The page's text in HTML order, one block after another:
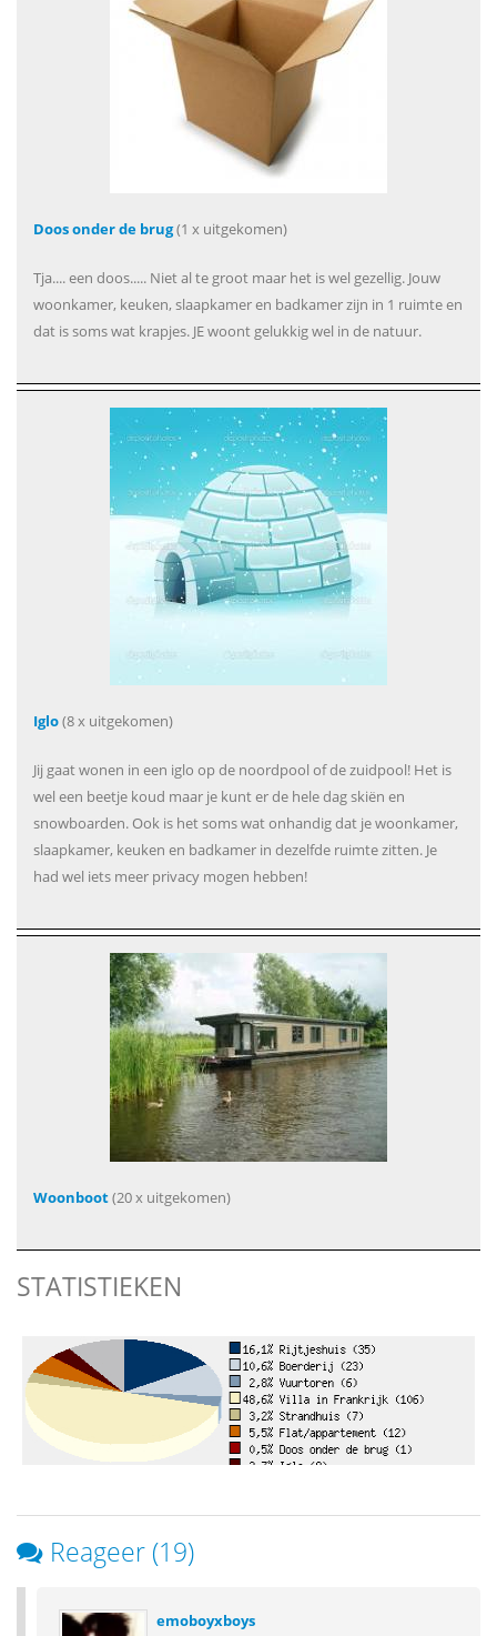
Doos onder de brug(1 x uitgekomen)
Tja.... een doos..... Niet al te groot maar het is wel gezellig. Jouw
woonkamer, keuken, slaapkamer en badkamer zijn in 1 ruimte en
dat is soms wat krapjes. JE woont gelukkig wel in de natuur.
Iglo(8 x uitgekomen)
Jij gaat wonen in een iglo op de noordpool of de zuidpool! Het is
wel een beetje koud maar je kunt er de hele dag skiën en
snowboarden. Ook is het soms wat onhandig dat je woonkamer,
slaapkamer, keuken en badkamer in dezelfde ruimte zitten. Je
had wel iets meer privacy mogen hebben!
Woonboot(20 x uitgekomen)
STATISTIEKEN
Reageer (19)
emoboyxboys